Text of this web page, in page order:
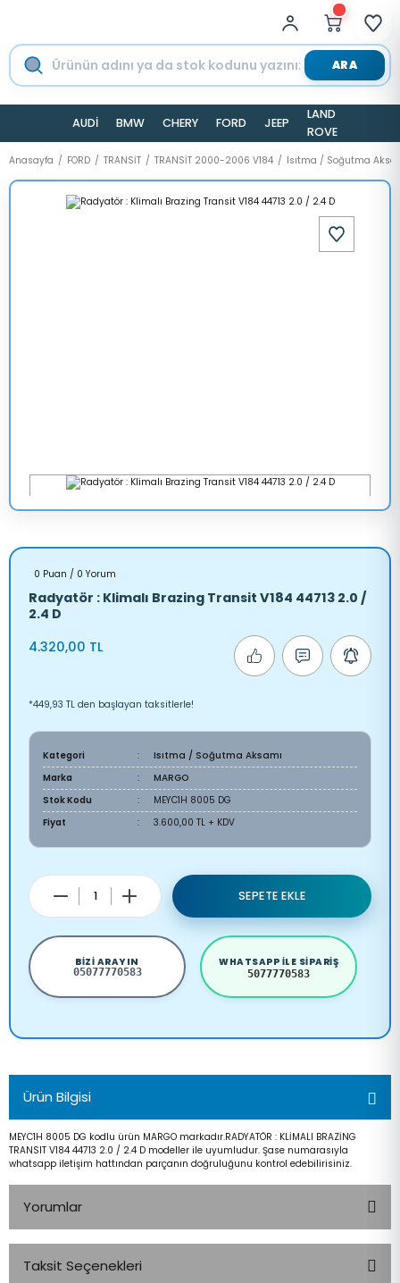
ARA
AUDİ BMW CHERY FORD JEEP
LAND
ROVER
Anasayfa FORD TRANSİT TRANSİT 2000-2006 V184 Isıtma / Soğutma
0 Puan / 0 Yorum
Radyatör : Klimalı Brazing Transit V184 44713 2.0 /
2.4 D
4.320,00 TL
*449,93 TL den başlayan taksitlerle!
Kategori
Isıtma / Soğutma Aksamı
Marka
MARGO
Stok Kodu
MEYC1H 8005 DG
Fiyat
3.600,00 TL + KDV
SEPETE EKLE
BIZI ARAYIN
05077770583
WHATSAPP ILE SIPARIŞ
5077770583
Ürün Bilgisi
MEYC1H 8005 DG kodlu ürün MARGO markadır.RADYATÖR : KLİMALI BRAZİNG
TRANSIT V184 44713 2.0 / 2.4 D modeller ile uyumludur. Şase numarasıyla
whatsapp iletişim hattından parçanın doğruluğunu kontrol edebilirisiniz.
Yorumlar
Taksit Seçenekleri